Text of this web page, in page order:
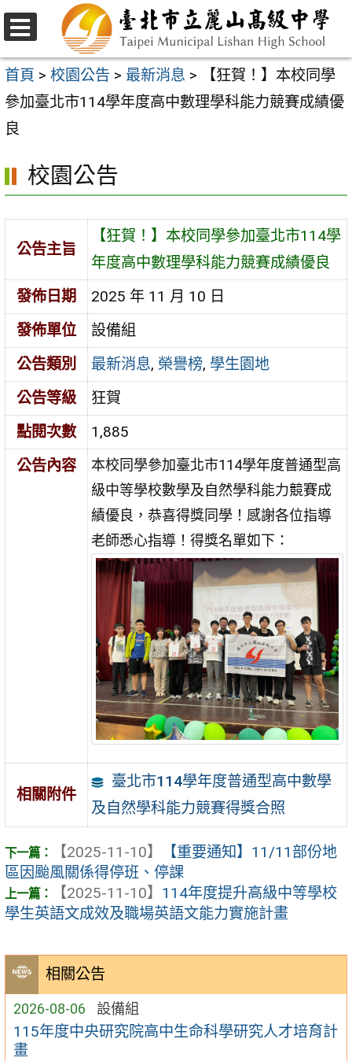
跳
至
主
要
內
區
選
單
首頁 > 校園公告 > 最新消息 >
【狂賀！】本校同學
參加臺北市114學年度高中數理學科能力競賽成績優
良
相關公告
2026-08-06 設備組
115年度中央研究院高中生命科學研究人才培育計
畫
校園公告
公告主旨
【狂賀！】本校同學參加臺北市114學
年度高中數理學科能力競賽成績優良
發佈日期
2025 年 11 月 10 日
發佈單位
設備組
公告類別
最新消息, 榮譽榜, 學生園地
公告等級
狂賀
點閱次數
1,885
公告內容
本校同學參加臺北市114學年度普通型高
級中等學校數學及自然學科能力競賽成
績優良，恭喜得獎同學！感謝各位指導
老師悉心指導！得獎名單如下：
相關附件
臺北市114學年度普通型高中數學
及自然學科能力競賽得獎合照
【2025-11-10】
【重要通知】11/11部份地
區因颱風關係得停班、停課
【2025-11-10】 114年度提升高級中等學校
學生英語文成效及職場英語文能力實施計畫